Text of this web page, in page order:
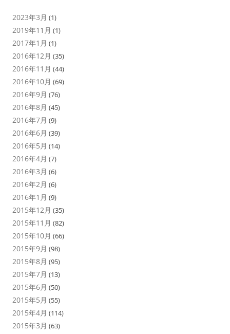
2023年3月 (1)
2019年11月 (1)
2017年1月 (1)
2016年12月 (35)
2016年11月 (44)
2016年10月 (69)
2016年9月 (76)
2016年8月 (45)
2016年7月 (9)
2016年6月 (39)
2016年5月 (14)
2016年4月 (7)
2016年3月 (6)
2016年2月 (6)
2016年1月 (9)
2015年12月 (35)
2015年11月 (82)
2015年10月 (66)
2015年9月 (98)
2015年8月 (95)
2015年7月 (13)
2015年6月 (50)
2015年5月 (55)
2015年4月 (114)
2015年3月 (63)